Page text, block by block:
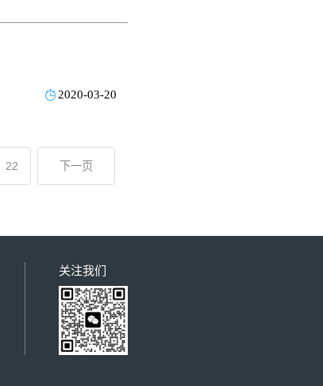
2020-03-20
22 下一页
关注我们